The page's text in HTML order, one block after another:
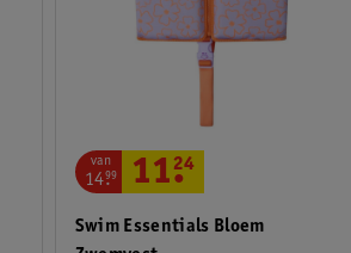
Swim Essentials Bloem
van
14.
99 11.
24